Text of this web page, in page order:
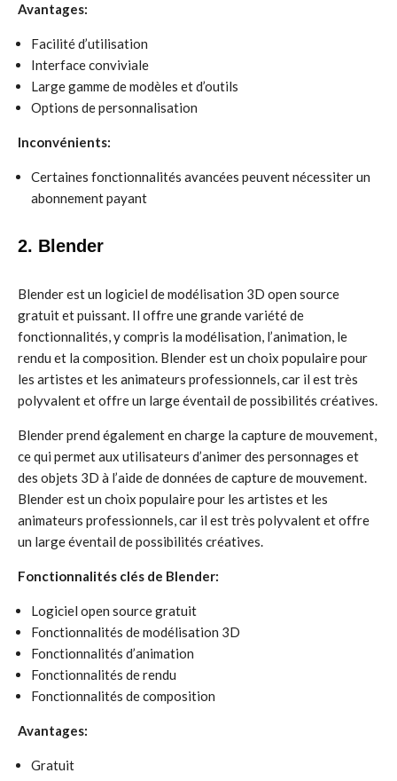
Avantages:
Facilité d’utilisation
Interface conviviale
Large gamme de modèles et d’outils
Options de personnalisation
Inconvénients:
Certaines fonctionnalités avancées peuvent nécessiter un
abonnement payant
2. Blender
Blender est un logiciel de modélisation 3D open source
gratuit et puissant. Il offre une grande variété de
fonctionnalités, y compris la modélisation, l’animation, le
rendu et la composition. Blender est un choix populaire pour
les artistes et les animateurs professionnels, car il est très
polyvalent et offre un large éventail de possibilités créatives.
Blender prend également en charge la capture de mouvement,
ce qui permet aux utilisateurs d’animer des personnages et
des objets 3D à l’aide de données de capture de mouvement.
Blender est un choix populaire pour les artistes et les
animateurs professionnels, car il est très polyvalent et offre
un large éventail de possibilités créatives.
Fonctionnalités clés de Blender:
Logiciel open source gratuit
Fonctionnalités de modélisation 3D
Fonctionnalités d’animation
Fonctionnalités de rendu
Fonctionnalités de composition
Avantages:
Gratuit